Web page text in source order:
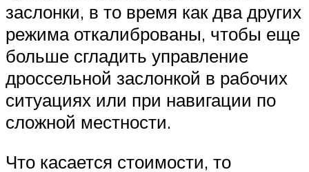
заслонки, в то время как два других
режима откалиброваны, чтобы еще
больше сгладить управление
дроссельной заслонкой в рабочих
ситуациях или при навигации по
сложной местности.
Что касается стоимости, то